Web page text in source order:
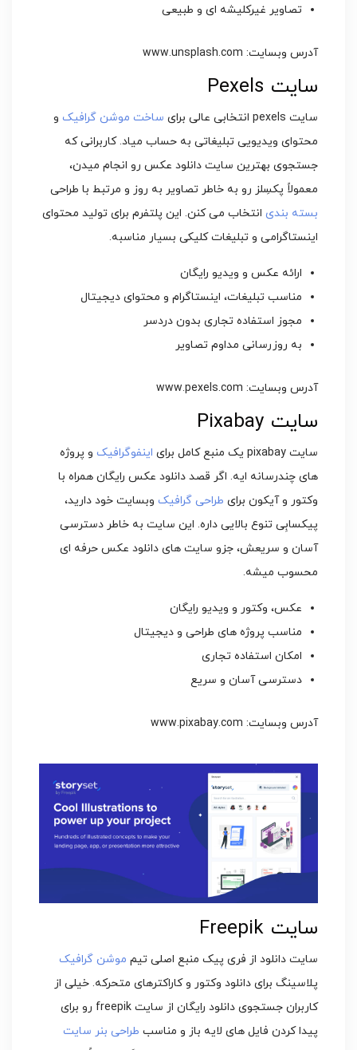
تصاویر غیرکلیشه ای و طبیعی
آدرس وبسایت: www.unsplash.com
سایت Pexels
سایت pexels انتخابی عالی برای ساخت موشن گرافیک و
محتوای ویدیویی تبلیغاتی به حساب میاد. کاربرانی که
جستجوی بهترین سایت دانلود عکس رو انجام میدن،
معمولاً پکسِلز رو به خاطر تصاویر به روز و مرتبط با طراحی
بسته بندی انتخاب می کنن. این پلتفرم برای تولید محتوای
اینستاگرامی و تبلیغات کلیکی بسیار مناسبه.
ارائه عکس و ویدیو رایگان
مناسب تبلیغات، اینستاگرام و محتوای دیجیتال
مجوز استفاده تجاری بدون دردسر
به روزرسانی مداوم تصاویر
آدرس وبسایت: www.pexels.com
سایت Pixabay
سایت pixabay یک منبع کامل برای اینفوگرافیک و پروژه
های چندرسانه ایه. اگر قصد دانلود عکس رایگان همراه با
وکتور و آیکون برای طراحی گرافیک وبسایت خود دارید،
پیکسابِی تنوع بالایی داره. این سایت به خاطر دسترسی
آسان و سریعش، جزو سایت های دانلود عکس حرفه ای
محسوب میشه.
عکس، وکتور و ویدیو رایگان
مناسب پروژه های طراحی و دیجیتال
امکان استفاده تجاری
دسترسی آسان و سریع
آدرس وبسایت: www.pixabay.com
سایت Freepik
سایت دانلود از فری پیک منبع اصلی تیم موشن گرافیک
پلاسینگ برای دانلود وکتور و کاراکترهای متحرکه. خیلی از
کاربران جستجوی دانلود رایگان از سایت freepik رو برای
پیدا کردن فایل های لایه باز و مناسب طراحی بنر سایت